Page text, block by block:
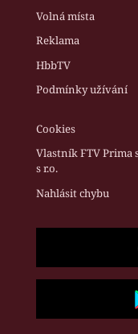
Volná místa
Reklama
HbbTV
Podmínky užívání
Cookies
Vlastník FTV Prima
s r.o.
Nahlásit chybu